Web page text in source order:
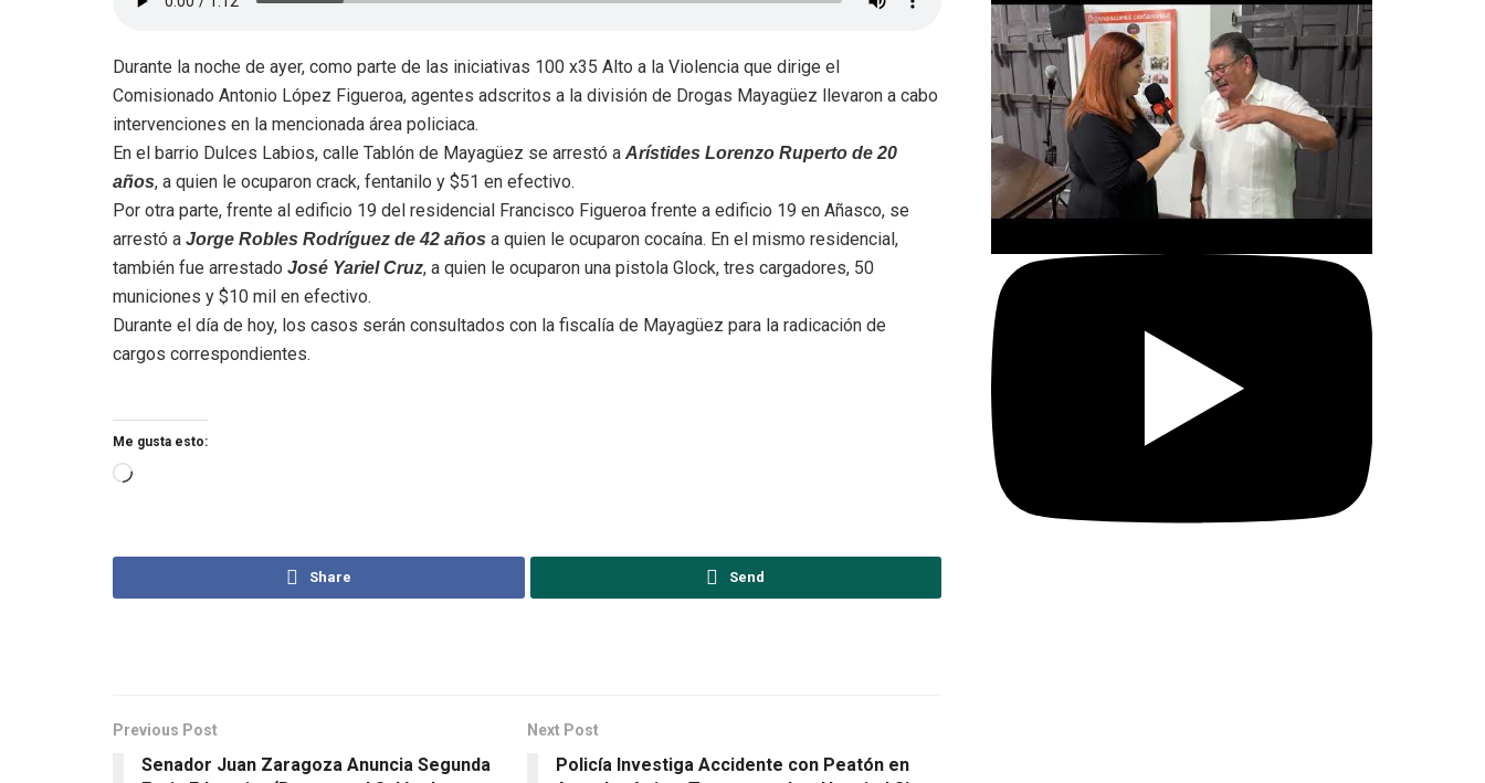
Durante la noche de ayer, como parte de las iniciativas 100 x35 Alto a la Violencia que dirige el
Comisionado Antonio López Figueroa, agentes adscritos a la división de Drogas Mayagüez llevaron a cabo
intervenciones en la mencionada área policiaca.
En el barrio Dulces Labios, calle Tablón de Mayagüez se arrestó a Arístides Lorenzo Ruperto de 20
años, a quien le ocuparon crack, fentanilo y $51 en efectivo.
Por otra parte, frente al edificio 19 del residencial Francisco Figueroa frente a edificio 19 en Añasco, se
arrestó a Jorge Robles Rodríguez de 42 años a quien le ocuparon cocaína. En el mismo residencial,
también fue arrestado José Yariel Cruz, a quien le ocuparon una pistola Glock, tres cargadores, 50
municiones y $10 mil en efectivo.
Durante el día de hoy, los casos serán consultados con la fiscalía de Mayagüez para la radicación de
cargos correspondientes.
Me gusta esto:
Share Send
Previous Post
Senador Juan Zaragoza Anuncia Segunda
Next Post
Policía Investiga Accidente con Peatón en